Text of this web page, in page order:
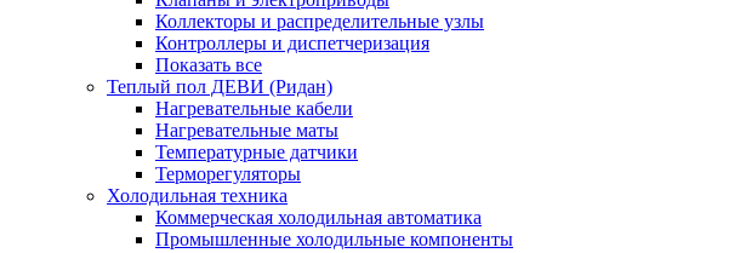
Коллекторы и распределительные узлы
Контроллеры и диспетчеризация
Показать все
Теплый пол ДЕВИ (Ридан)
Нагревательные кабели
Нагревательные маты
Температурные датчики
Терморегуляторы
Холодильная техника
Коммерческая холодильная автоматика
Промышленные холодильные компоненты